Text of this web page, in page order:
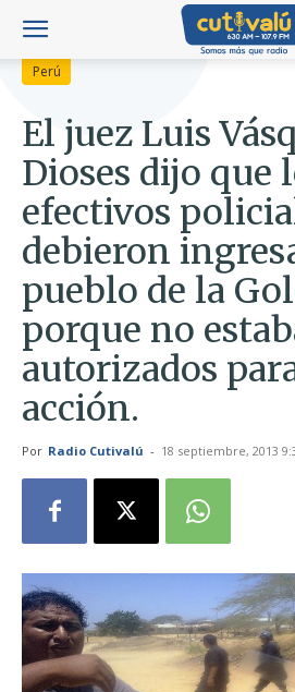
Perú
El juez Luis
Dioses dijo que
efectivos
debieron
pueblo de la
porque no
autorizados
acción.
Por Radio Cutivalú - 18 septiembre, 2013